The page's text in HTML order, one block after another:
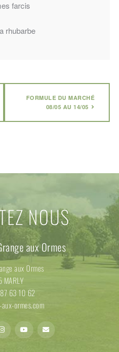
farcis
rhubarbe
FORMULE DU MARCHÉ
08/05 AU 14/05
NOUS
aux Ormes
aux Ormes
MARLY
63 10 62
ormes.com